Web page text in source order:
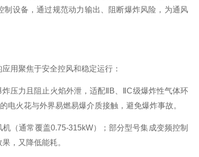
制设备，通过规范动力输出、阻断爆炸风险，为通风
用聚焦于安全控风和稳定运行：
压力且阻止火焰外泄，适配ⅡB、ⅡC级爆炸性气体环
火花与外界易燃易爆介质接触，避免爆炸事故。
通常覆盖0.75-315kW）；部分型号集成变频控制
，又降低能耗。